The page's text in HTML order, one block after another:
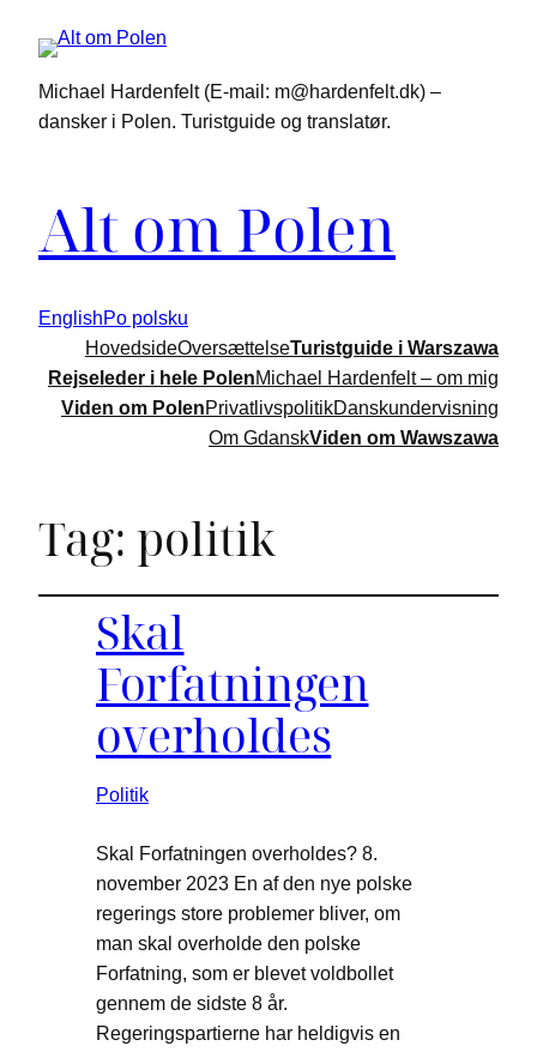
Michael Hardenfelt (E-mail: m@hardenfelt.dk) –
dansker i Polen. Turistguide og translatør.
Alt om Polen
EnglishPo polsku
HovedsideOversættelseTuristguide i Warszawa
Rejseleder i hele PolenMichael Hardenfelt – om mig
Viden om PolenPrivatlivspolitikDanskundervisning
Om GdanskViden om Wawszawa
Tag: politik
Skal
Forfatningen
overholdes
Politik
Skal Forfatningen overholdes? 8.
november 2023 En af den nye polske
regerings store problemer bliver, om
man skal overholde den polske
Forfatning, som er blevet voldbollet
gennem de sidste 8 år.
Regeringspartierne har heldigvis en